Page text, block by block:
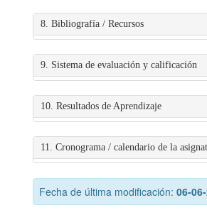
8. Bibliografía / Recursos
9. Sistema de evaluación y calificación
10. Resultados de Aprendizaje
11. Cronograma / calendario de la
Fecha de última modificación: 06-